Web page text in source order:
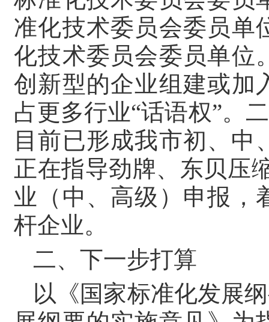
准化技术委员会委员单
化技术委员会委员单位
创新型的企业组建或加
占更多行业“话语权”。
目前已形成我市初、中
正在指导劲牌、东贝压
业（中、高级）申报，
杆企业。
二、下一步打算
以《国家标准化发展